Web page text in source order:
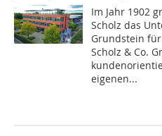
Im Jahr 1902
Scholz das
Grundstein
Scholz & Co.
eigenen...